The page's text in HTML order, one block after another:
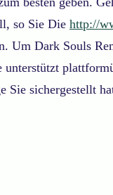
so Sie Die http://
Um Dark Souls
Sie sichergestellt